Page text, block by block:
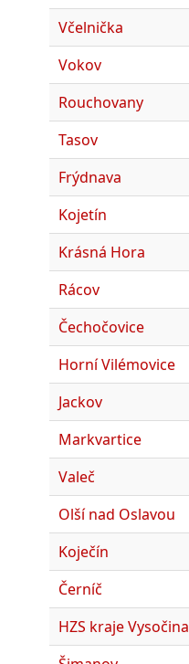
Včelnička
Vokov
Rouchovany
Tasov
Frýdnava
Kojetín
Krásná Hora
Rácov
Čechočovice
Horní Vilémovice
Jackov
Markvartice
Valeč
Olší nad Oslavou
Koječín
Černíč
HZS kraje Vysočina